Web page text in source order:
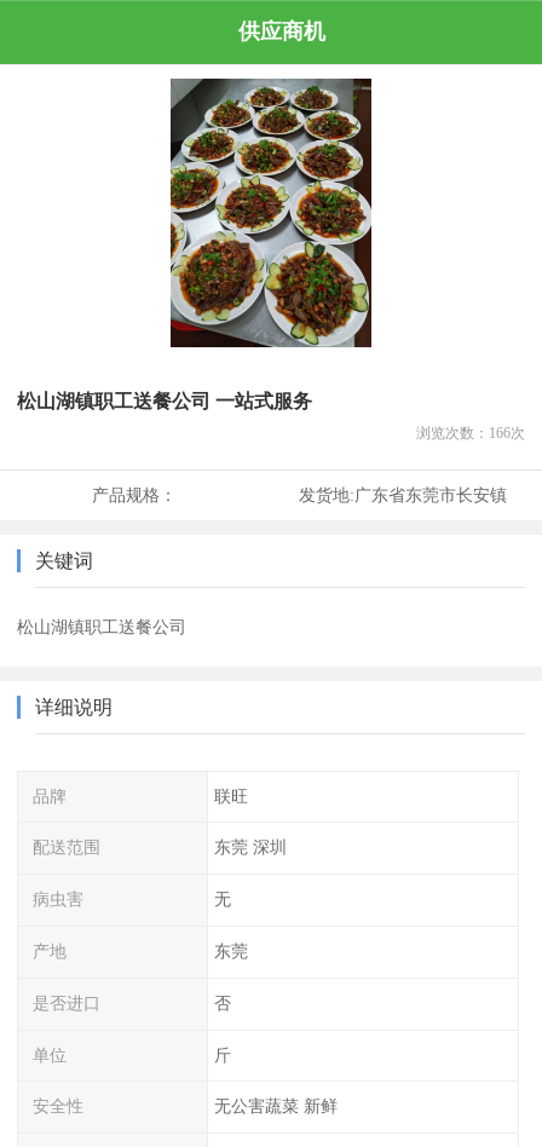
供应商机
松山湖镇职工送餐公司 一站式服务
浏览次数： 166次
产品规格： 发货地:广东省东莞市长安镇
关键词
松山湖镇职工送餐公司
详细说明
品牌 联旺
配送范围 东莞 深圳
病虫害 无
产地 东莞
是否进口 否
单位 斤
安全性 无公害蔬菜 新鲜